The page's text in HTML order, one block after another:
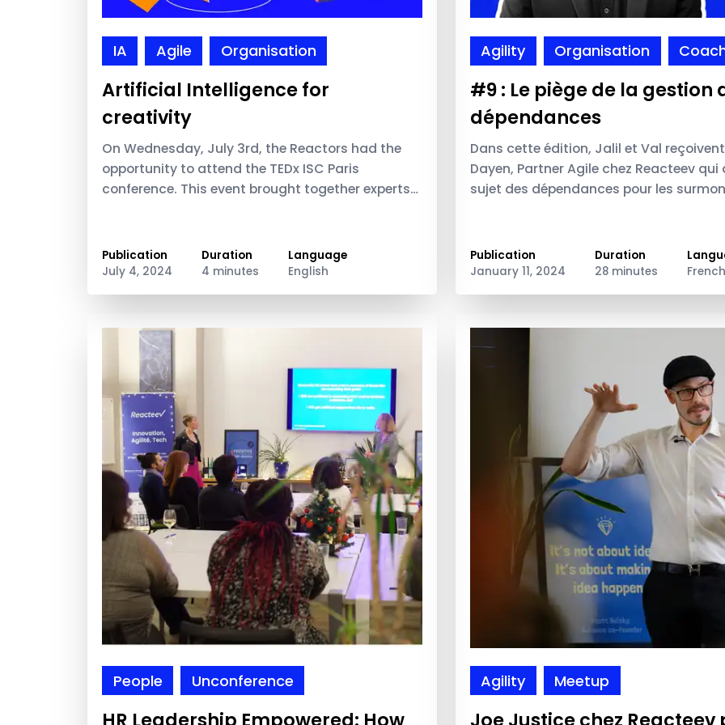
IA Agile Organisation
Artificial Intelligence for
creativity
On Wednesday, July 3rd, the Reactors had the
opportunity to attend the TEDx ISC Paris
conference. This event brought together experts
Publication
July 4, 2024
Duration
4 minutes
Language
English
Agility Organisation
#9 : Le piège de la gestion
dépendances
Dans cette édition, Jalil et Val
Dayen, Partner Agile chez Reacteev qui
sujet des dépendances pour les
Publication
January 11, 2024
Duration
28 minutes
French
People Unconference
HR Leadership Empowered: How
Agility Meetup
Joe Justice chez Reacteev